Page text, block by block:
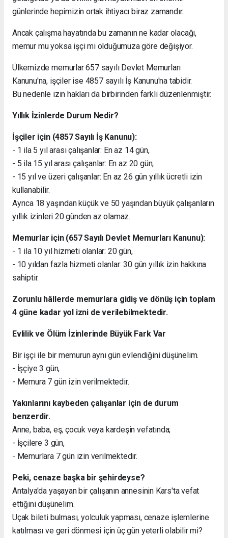
günlerinde hepimizin ortak ihtiyacı biraz zamandır.
Ancak çalışma hayatında bu zamanın ne kadar olacağı,
memur mu yoksa işçi mi olduğumuza göre değişiyor.
Ülkemizde memurlar 657 sayılı Devlet Memurları
Kanunu'na, işçiler ise 4857 sayılı İş Kanunu'na tabidir.
Bu nedenle izin hakları da birbirinden farklı düzenlenmiştir.
Yıllık İzinlerde Durum Nedir?
İşçiler için (4857 Sayılı İş Kanunu):
- 1 ila 5 yıl arası çalışanlar: En az 14 gün,
- 5 ila 15 yıl arası çalışanlar: En az 20 gün,
- 15 yıl ve üzeri çalışanlar: En az 26 gün yıllık ücretli izin
kullanabilir.
Ayrıca 18 yaşından küçük ve 50 yaşından büyük çalışanların
yıllık izinleri 20 günden az olamaz.
Memurlar için (657 Sayılı Devlet Memurları Kanunu):
- 1 ila 10 yıl hizmeti olanlar: 20 gün,
- 10 yıldan fazla hizmeti olanlar: 30 gün yıllık izin hakkına
sahiptir.
Zorunlu hâllerde memurlara gidiş ve dönüş için toplam
4 güne kadar yol izni de verilebilmektedir.
Evlilik ve Ölüm İzinlerinde Büyük Fark Var
Bir işçi ile bir memurun aynı gün evlendiğini düşünelim.
- İşçiye 3 gün,
- Memura 7 gün izin verilmektedir.
Yakınlarını kaybeden çalışanlar için de durum
benzerdir.
Anne, baba, eş, çocuk veya kardeşin vefatında;
- İşçilere 3 gün,
- Memurlara 7 gün izin verilmektedir.
Peki, cenaze başka bir şehirdeyse?
Antalya'da yaşayan bir çalışanın annesinin Kars'ta vefat
ettiğini düşünelim.
Uçak bileti bulması, yolculuk yapması, cenaze işlemlerine
katılması ve geri dönmesi için üç gün yeterli olabilir mi?